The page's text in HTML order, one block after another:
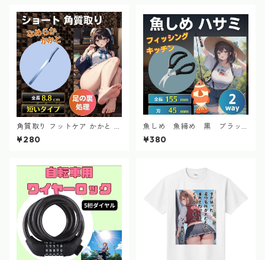
角質取り フットケア かかと 魚
の目 フットケア 足元 ショート
タイプ つるつる
¥280
魚しめ 魚締め 黒 ブラッ
ク 魚さばき 締め具 釣具ラ
インカッター 多機能ハサミ
¥380